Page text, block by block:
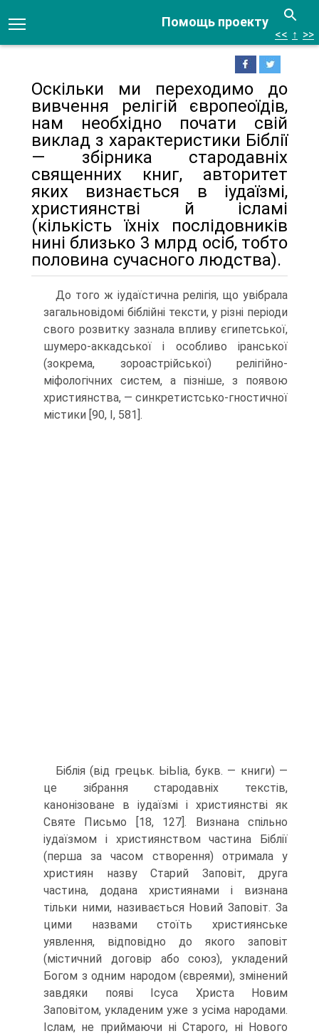
Помощь проекту
<< ↑ >>
Оскільки ми переходимо до
вивчення релігій європеоїдів,
нам необхідно по­чати свій
виклад з характеристики Біблії
— збірника стародавніх
священних книг, авторитет
яких визнається в іудаїзмі,
християнстві й ісламі
(кількість їхніх послідовників
нині близько 3 млрд осіб, тобто
половина сучасного люд­ства).
До того ж іудаїстична релігія, що увібрала
загальновідомі біблійні тексти, у різні періоди
свого розвитку зазнала впливу єгипетської,
шумеро-аккадської і особливо іранської
(зокрема, зороастрійської) релігійно-
міфологічних си­стем, а пізніше, з появою
християнства, — синкретистсько-гностичної
містики [90, І, 581].
Біблія (від грецьк. ЬіЬІіа, букв. — книги) —
це зібрання стародавніх текстів,
канонізоване в іудаїзмі і християнстві як
Святе Письмо [18, 127]. Визнана спіль­но
іудаїзмом і християнством частина Біблії
(перша за часом створення) отрима­ла у
християн назву Старий Заповіт, друга
частина, додана християнами і визнана
тільки ними, називається Новий Заповіт. За
цими назвами стоїть християнське
уявлення, відповідно до якого заповіт
(містичний договір або союз), укладений
Богом з одним народом (євреями), змінений
завдяки появі Ісуса Христа Новим
Заповітом, укладеним уже з усіма народами.
Іслам, не приймаючи ні Старого, ні Нового